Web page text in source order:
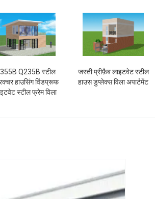
Q235B स्टील
हाउसिंग विंडप्रूफ
स्टील फ्रेम विला
जस्ती प्रीफ़ैब लाइटवेट स्टील
हाउस डुप्लेक्स विला अपार्टमेंट